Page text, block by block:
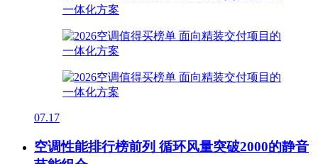
07.17
空调性能排行榜前列 循环风量突破2000的静音